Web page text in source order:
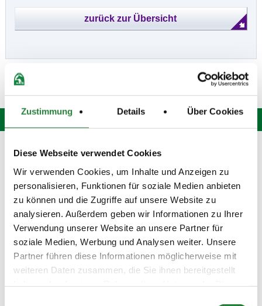
Zustimmung Details Über Cookies
Diese Webseite verwendet Cookies
Wir verwenden Cookies, um Inhalte und Anzeigen zu
personalisieren, Funktionen für soziale Medien anbieten
zu können und die Zugriffe auf unsere Website zu
analysieren. Außerdem geben wir Informationen zu Ihrer
Verwendung unserer Website an unsere Partner für
soziale Medien, Werbung und Analysen weiter. Unsere
Partner führen diese Informationen möglicherweise mit
weiteren Daten zusammen, die Sie ihnen bereitgestellt
Hotline: 0 900 / 18 12 345
Mo. bis Fr. von 9:00 bis 20:00 Uhr
Sa. von 9:00 bis 15:00 Uhr
oder senden Sie uns eineE-Mail.
Fragen und Antworten
Unsere Onlinehilfe bietet IhnenAntworten zu den häufigsten
Fragen.